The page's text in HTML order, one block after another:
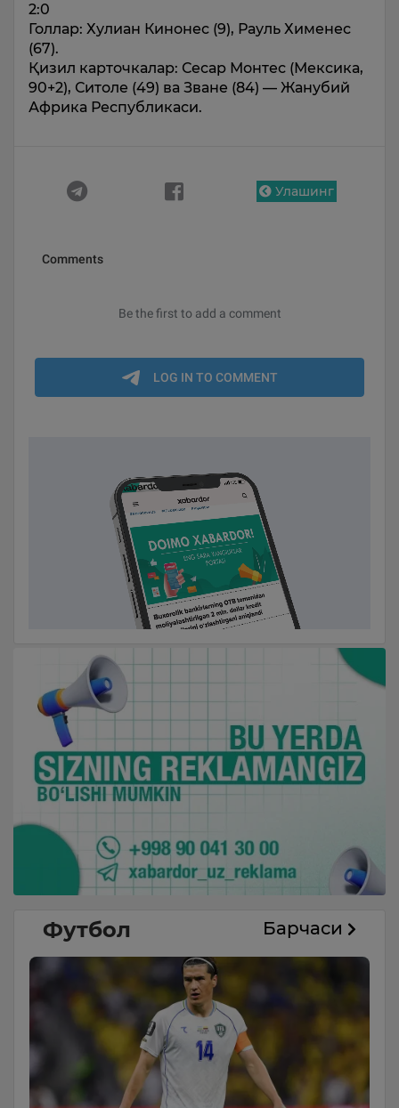
2:0
Голлар: Хулиан Кинонес (9), Рауль Хименес
(67).
Қизил карточкалар: Сесар Монтес (Мексика,
90+2), Ситоле (49) ва Зване (84) — Жанубий
Африка Республикаси.
Улашинг
Футбол Барчаси